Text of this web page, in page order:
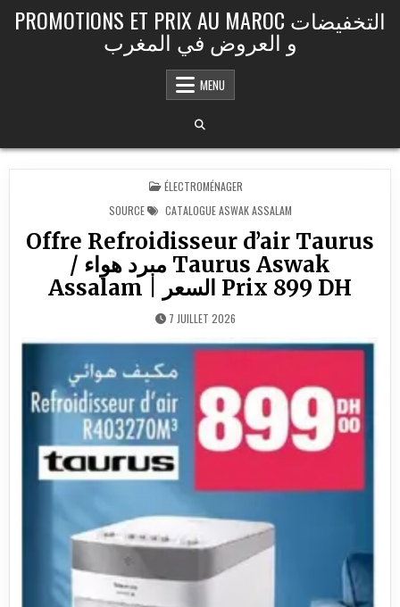
PROMOTIONS ET PRIX AU MAROC التخفيضات
و العروض في المغرب
MENU
POSTED IN
ÉLECTROMÉNAGER
SOURCE
CATALOGUE ASWAK ASSALAM
Offre Refroidisseur d’air Taurus
/ مبرد هواء Taurus Aswak
Assalam | السعر Prix 899 DH
7 JUILLET 2026